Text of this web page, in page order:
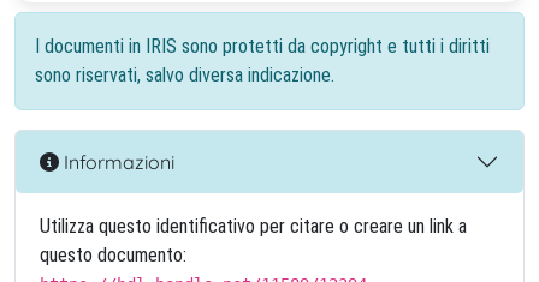
I documenti in IRIS sono protetti da copyright e tutti i diritti
sono riservati, salvo diversa indicazione.
Informazioni
Utilizza questo identificativo per citare o creare un link a
questo documento: